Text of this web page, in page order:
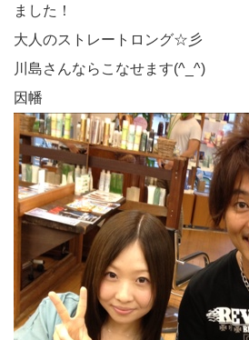
ました！
大人のストレートロング☆彡
川島さんならこなせます(^_^)
因幡